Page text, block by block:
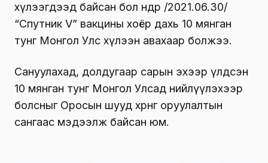
хүлээгдээд байсан бол өнөөдөр /2021.06.30/
“Спутник V” вакцины хоёр дахь 10 мянган
тунг Монгол Улс хүлээн авахаар болжээ.
Сануулахад, долдугаар сарын эхээр үлдсэн
10 мянган тунг Монгол Улсад нийлүүлэхээр
болсныг Оросын шууд хөрөнгө оруулалтын
сангаас мэдээлж байсан юм.